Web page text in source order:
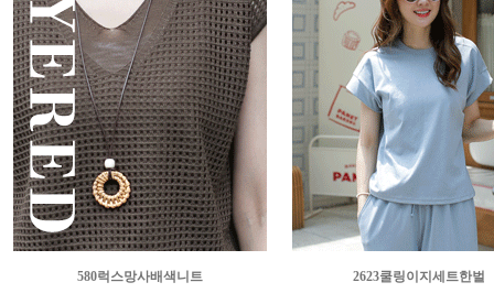
580럭스망사배색니트
2623쿨링이지세트한벌